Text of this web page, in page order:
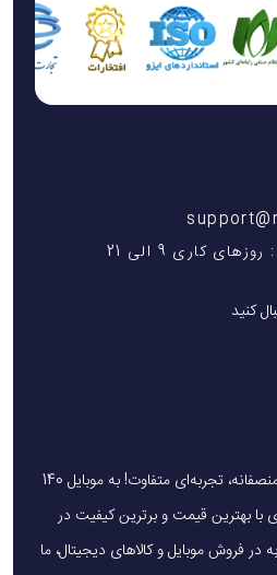
کاری 9 الی 21
کنید
یک خرید هوشمندانه ، قیمت منصفانه، تجربه‌ای متفاوت! به موبایل 140
بهترین قیمت و برترین کیفیت در
با 28 سال تجربه در فروش موبایل و کالاهای دیجیتال، ما